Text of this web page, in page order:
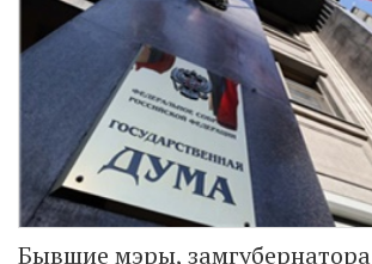
Бывшие мэры, замгубернатора